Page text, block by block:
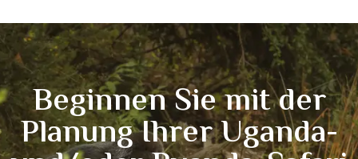
Beginnen Sie mit der
Planung Ihrer Uganda-